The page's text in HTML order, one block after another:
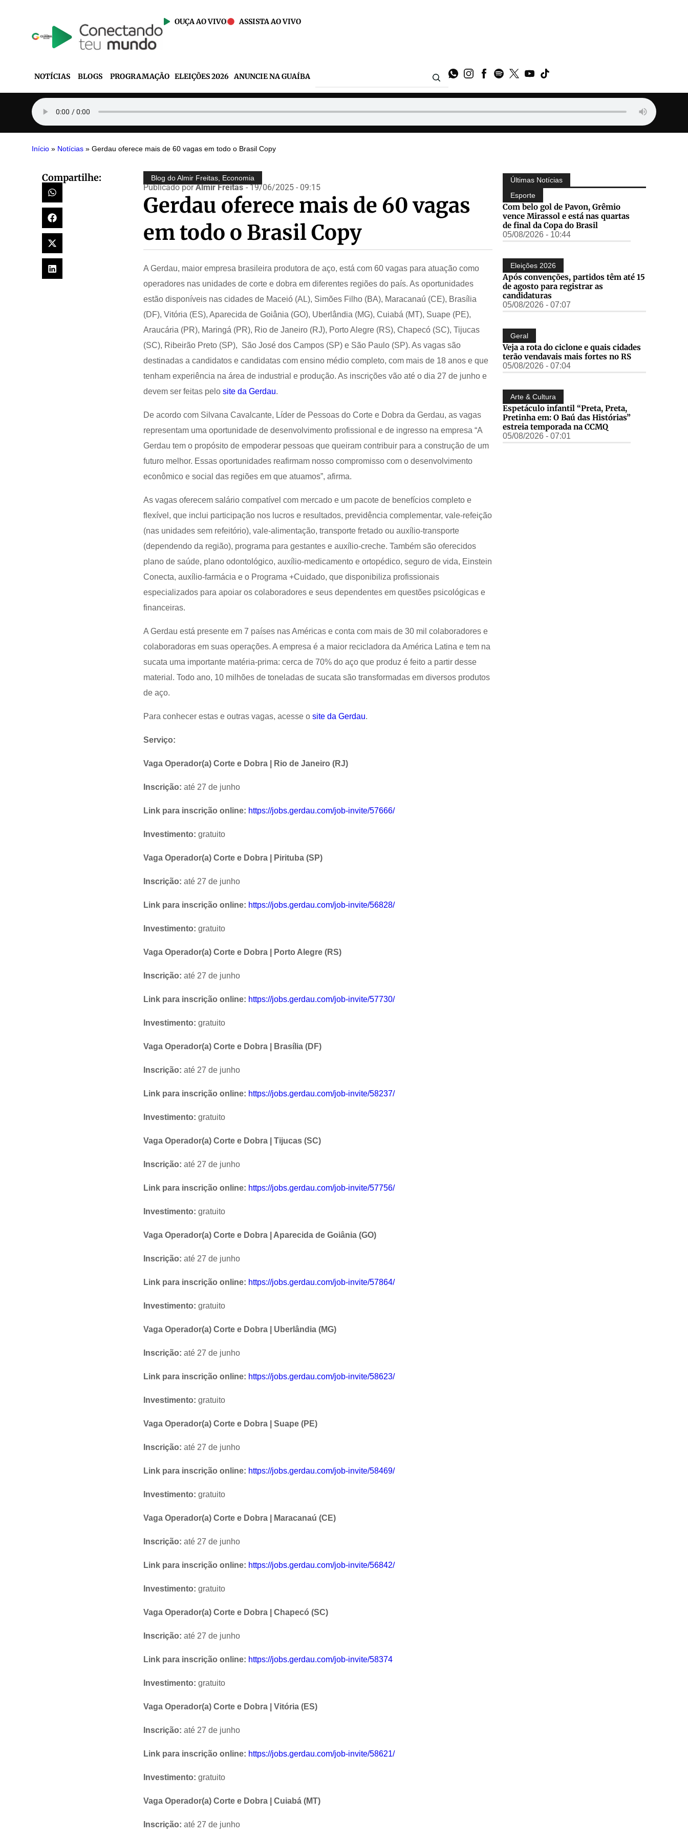
OUÇA AO VIVO ASSISTA AO VIVO
NOTÍCIAS BLOGS PROGRAMAÇÃO ELEIÇÕES 2026 ANUNCIE NA GUAÍBA
Início » Notícias » Gerdau oferece mais de 60 vagas em todo o Brasil Copy
Compartilhe: Blog do Almir Freitas Economia
Publicado porAlmir Freitas - 19/06/2025 - 09:15
Gerdau oferece mais de 60 vagas
em todo o Brasil Copy
A Gerdau, maior empresa brasileira produtora de aço, está com 60 vagas para atuação como
operadores nas unidades de corte e dobra em diferentes regiões do país. As oportunidades
estão disponíveis nas cidades de Maceió (AL), Simões Filho (BA), Maracanaú (CE), Brasília
(DF), Vitória (ES), Aparecida de Goiânia (GO), Uberlândia (MG), Cuiabá (MT), Suape (PE),
Araucária (PR), Maringá (PR), Rio de Janeiro (RJ), Porto Alegre (RS), Chapecó (SC), Tijucas
(SC), Ribeirão Preto (SP), São José dos Campos (SP) e São Paulo (SP). As vagas são
destinadas a candidatos e candidatas com ensino médio completo, com mais de 18 anos e que
tenham experiência na área de industrial e produção. As inscrições vão até o dia 27 de junho e
devem ser feitas pelosite da Gerdau.
De acordo com Silvana Cavalcante, Líder de Pessoas do Corte e Dobra da Gerdau, as vagas
representam uma oportunidade de desenvolvimento profissional e de ingresso na empresa “A
Gerdau tem o propósito de empoderar pessoas que queiram contribuir para a construção de um
futuro melhor. Essas oportunidades reafirmam nosso compromisso com o desenvolvimento
econômico e social das regiões em que atuamos”, afirma.
As vagas oferecem salário compatível com mercado e um pacote de benefícios completo e
flexível, que inclui participação nos lucros e resultados, previdência complementar, vale-refeição
(nas unidades sem refeitório), vale-alimentação, transporte fretado ou auxílio-transporte
(dependendo da região), programa para gestantes e auxílio-creche. Também são oferecidos
plano de saúde, plano odontológico, auxílio-medicamento e ortopédico, seguro de vida, Einstein
Conecta, auxílio-farmácia e o Programa +Cuidado, que disponibiliza profissionais
especializados para apoiar os colaboradores e seus dependentes em questões psicológicas e
financeiras.
A Gerdau está presente em 7 países nas Américas e conta com mais de 30 mil colaboradores e
colaboradoras em suas operações. A empresa é a maior recicladora da América Latina e tem na
sucata uma importante matéria-prima: cerca de 70% do aço que produz é feito a partir desse
material. Todo ano, 10 milhões de toneladas de sucata são transformadas em diversos produtos
de aço.
Para conhecer estas e outras vagas, acesse osite da Gerdau.
Serviço:
Vaga Operador(a) Corte e Dobra | Rio de Janeiro (RJ)
Inscrição: até 27 de junho
Link para inscrição online: https://jobs.gerdau.com/job-invite/57666/
Investimento: gratuito
Vaga Operador(a) Corte e Dobra | Pirituba (SP)
Inscrição: até 27 de junho
Link para inscrição online: https://jobs.gerdau.com/job-invite/56828/
Investimento: gratuito
Vaga Operador(a) Corte e Dobra | Porto Alegre (RS)
Inscrição: até 27 de junho
Link para inscrição online: https://jobs.gerdau.com/job-invite/57730/
Investimento: gratuito
Vaga Operador(a) Corte e Dobra | Brasília (DF)
Inscrição: até 27 de junho
Link para inscrição online: https://jobs.gerdau.com/job-invite/58237/
Investimento: gratuito
Vaga Operador(a) Corte e Dobra | Tijucas (SC)
Inscrição: até 27 de junho
Link para inscrição online: https://jobs.gerdau.com/job-invite/57756/
Investimento: gratuito
Vaga Operador(a) Corte e Dobra | Aparecida de Goiânia (GO)
Inscrição: até 27 de junho
Link para inscrição online: https://jobs.gerdau.com/job-invite/57864/
Investimento: gratuito
Vaga Operador(a) Corte e Dobra | Uberlândia (MG)
Inscrição: até 27 de junho
Link para inscrição online: https://jobs.gerdau.com/job-invite/58623/
Investimento: gratuito
Vaga Operador(a) Corte e Dobra | Suape (PE)
Inscrição: até 27 de junho
Link para inscrição online: https://jobs.gerdau.com/job-invite/58469/
Investimento: gratuito
Vaga Operador(a) Corte e Dobra | Maracanaú (CE)
Inscrição: até 27 de junho
Link para inscrição online: https://jobs.gerdau.com/job-invite/56842/
Investimento: gratuito
Vaga Operador(a) Corte e Dobra | Chapecó (SC)
Inscrição: até 27 de junho
Link para inscrição online: https://jobs.gerdau.com/job-invite/58374
Investimento: gratuito
Vaga Operador(a) Corte e Dobra | Vitória (ES)
Inscrição: até 27 de junho
Link para inscrição online: https://jobs.gerdau.com/job-invite/58621/
Investimento: gratuito
Vaga Operador(a) Corte e Dobra | Cuiabá (MT)
Inscrição: até 27 de junho
Últimas Notícias
Esporte
Com belo gol de Pavon, Grêmio
vence Mirassol e está nas quartas
de final da Copa do Brasil
05/08/2026 - 10:44
Eleições 2026
Após convenções, partidos têm até 15
de agosto para registrar as
candidaturas
05/08/2026 - 07:07
Geral
Veja a rota do ciclone e quais cidades
terão vendavais mais fortes no RS
05/08/2026 - 07:04
Arte & Cultura
Espetáculo infantil “Preta, Preta,
Pretinha em: O Baú das Histórias”
estreia temporada na CCMQ
05/08/2026 - 07:01